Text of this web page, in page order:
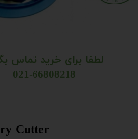
لطفا برای خرید تماس
Cutter